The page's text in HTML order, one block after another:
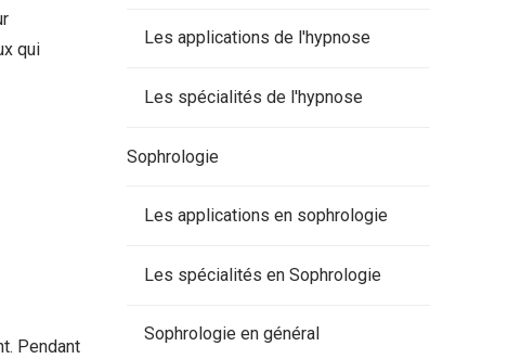
qui
Pendant
Les applications de l'hypnose
Les spécialités de l'hypnose
Sophrologie
Les applications en sophrologie
Les spécialités en Sophrologie
Sophrologie en général